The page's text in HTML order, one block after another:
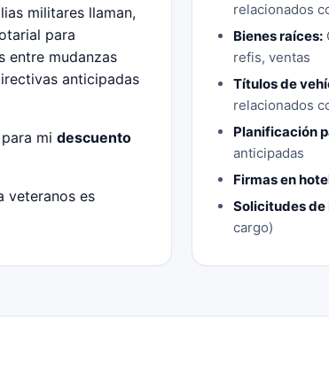
militares llaman,
para
entre mudanzas
anticipadas
mi descuento
veteranos es
relacionados
Bienes raíces:
refis, ventas
Títulos de
relacionados
Planificación
anticipadas
Firmas en
Solicitudes
cargo)